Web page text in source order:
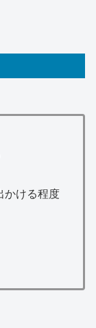
かける程度